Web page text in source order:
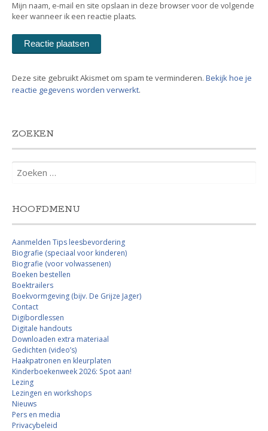
Mijn naam, e-mail en site opslaan in deze browser voor de volgende
keer wanneer ik een reactie plaats.
Deze site gebruikt Akismet om spam te verminderen. Bekijk hoe je
reactie gegevens worden verwerkt.
ZOEKEN
naar:
HOOFDMENU
Aanmelden Tips leesbevordering
Biografie (speciaal voor kinderen)
Biografie (voor volwassenen)
Boeken bestellen
Boektrailers
Boekvormgeving (bijv. De Grijze Jager)
Contact
Digibordlessen
Digitale handouts
Downloaden extra materiaal
Gedichten (video’s)
Haakpatronen en kleurplaten
Kinderboekenweek 2026: Spot aan!
Lezing
Lezingen en workshops
Nieuws
Pers en media
Privacybeleid